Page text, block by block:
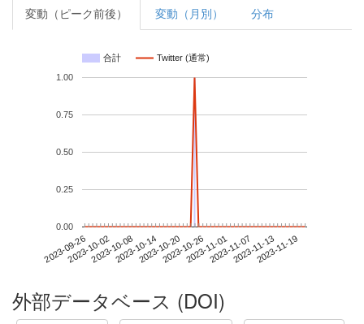
変動（ピーク前後） 変動（月別） 分布
合計 Twitter (通常)
2023-09-262023-10-022023-10-082023-10-142023-10-202023-10-262023-11-012023-11-072023-11-132023-11-19
0.00
0.25
0.50
0.75
1.00
外部データベース (DOI)